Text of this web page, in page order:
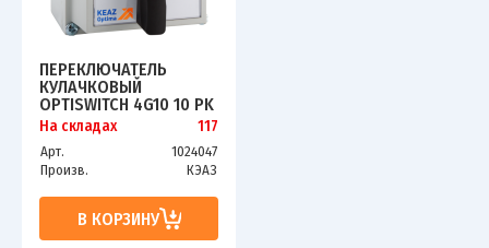
ПЕРЕКЛЮЧАТЕЛЬ
КУЛАЧКОВЫЙ
OPTISWITCH 4G10 10 PK
R014 КЭАЗ 138262
На складах 117
Арт.
1024047
Произв.
КЭАЗ
В КОРЗИНУ